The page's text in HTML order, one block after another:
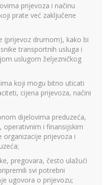
prijevoza i načinu
prate već zaključene
(prijevoz drumom), kako bi
transportnih usluga i
uslugom željezničkog
koji mogu bitno uticati
cijena prijevoza, načini
dijelovima preduzeća,
operativnim i finansijskim
prijevoza i
pregovara, često ulažući
svi potrebni
ugovora o prijevozu;